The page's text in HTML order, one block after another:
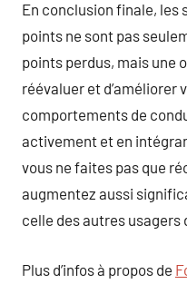
En conclusion finale, les
points ne sont pas
points perdus, mais une
réévaluer et d’améliorer
comportements de
activement et en
vous ne faites pas que
augmentez aussi
celle des autres usagers
Plus d’infos à propos de